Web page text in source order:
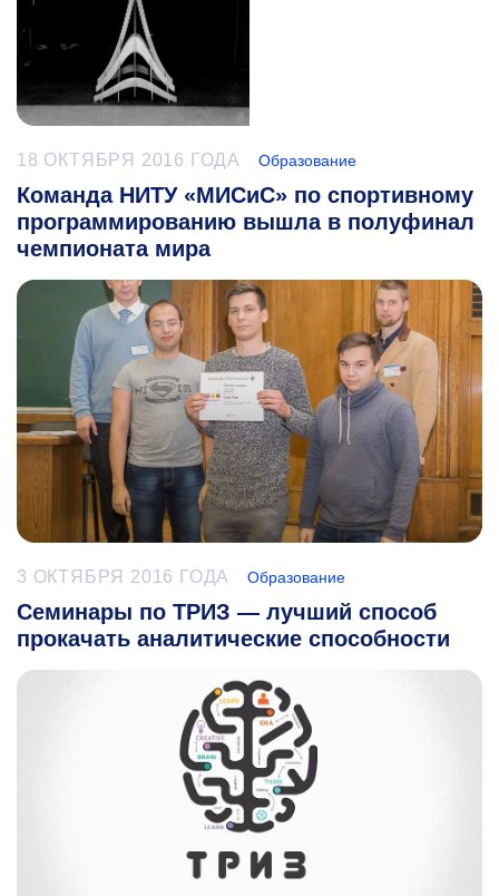
18 ОКТЯБРЯ 2016 ГОДА Образование
Команда НИТУ «МИСиС» по спортивному
программированию вышла в полуфинал
чемпионата мира
3 ОКТЯБРЯ 2016 ГОДА Образование
Семинары по ТРИЗ — лучший способ
прокачать аналитические способности